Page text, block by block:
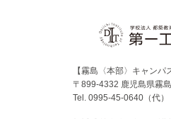
【霧島〈本部〉キャンパ
〒899-4332 鹿児島県霧
Tel. 0995-45-0640（代）